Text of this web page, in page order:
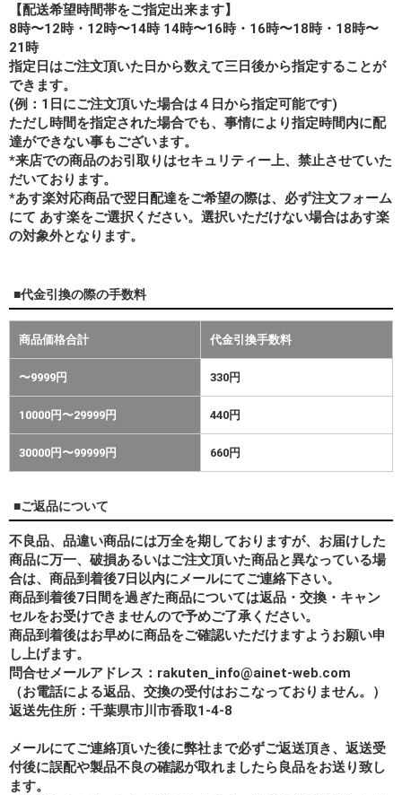
【配送希望時間帯をご指定出来ます】
8時〜12時・12時〜14時 14時〜16時・16時〜18時・18時〜
21時
指定日はご注文頂いた日から数えて三日後から指定することが
できます。
(例：1日にご注文頂いた場合は４日から指定可能です)
ただし時間を指定された場合でも、事情により指定時間内に配
達ができない事もございます。
*来店での商品のお引取りはセキュリティー上、禁止させていた
だいております。
*あす楽対応商品で翌日配達をご希望の際は、必ず注文フォーム
にて あす楽をご選択ください。選択いただけない場合はあす楽
の対象外となります。
■代金引換の際の手数料
商品価格合計 代金引換手数料
〜9999円 330円
10000円〜29999円 440円
30000円〜99999円 660円
■ご返品について
不良品、品違い商品には万全を期しておりますが、お届けした
商品に万一、破損あるいはご注文頂いた商品と異なっている場
合は、商品到着後7日以内にメールにてご連絡下さい。
商品到着後7日間を過ぎた商品については返品・交換・キャン
セルをお受けできませんので予めご了承ください。
商品到着後はお早めに商品をご確認いただけますようお願い申
し上げます。
問合せメールアドレス：rakuten_info@ainet-web.com
（お電話による返品、交換の受付はおこなっておりません。）
返送先住所：千葉県市川市香取1-4-8
メールにてご連絡頂いた後に弊社まで必ずご返送頂き、返送受
付後に誤配や製品不良の確認が取れましたら良品をお送り致し
ます。